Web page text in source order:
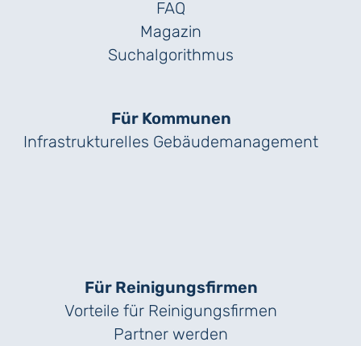
FAQ
Magazin
Suchalgorithmus
Für Kommunen
Infrastrukturelles Gebäude­management
Für Reinigungs­firmen
Vorteile für Reinigungs­firmen
Partner werden